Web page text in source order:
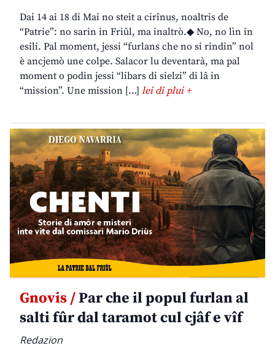
Dai 14 ai 18 di Mai no steit a cirînus, noaltris de
“Patrie”: no sarin in Friûl, ma inaltrò.◆ No, no lìn in
esili. Pal moment, jessi “furlans che no si rindin” nol
è ancjemò une colpe. Salacor lu deventarà, ma pal
moment o podin jessi “libars di sielzi” di lâ in
“mission”. Une mission […] lei di plui +
Gnovis /Par che il popul furlan al
salti fûr dal taramot cul cjâf e vîf
Redazion